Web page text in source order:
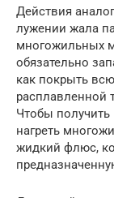
Действия
лужении жала
многожильных
обязательно
как покрыть
расплавленной
Чтобы получить
нагреть
жидкий флюс,